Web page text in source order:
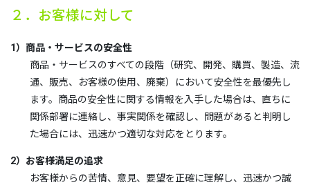
２．お客様に対して
1）商品・サービスの安全性
商品・サービスのすべての段階（研究、開発、購買、製造、流
通、販売、お客様の使用、廃棄）において安全性を最優先し
ます。商品の安全性に関する情報を入手した場合は、直ちに
関係部署に連絡し、事実関係を確認し、問題があると判明し
た場合には、迅速かつ適切な対応をとります。
2）お客様満足の追求
お客様からの苦情、意見、要望を正確に理解し、迅速かつ誠